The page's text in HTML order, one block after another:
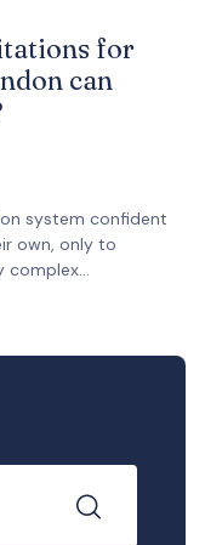
for
can
system confident
own, only to
complex...